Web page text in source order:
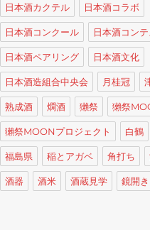
日本酒カクテル 日本酒コラボ
日本酒コンクール 日本酒コンテ
日本酒ペアリング 日本酒文化
日本酒造組合中央会 月桂冠
熟成酒 燗酒 獺祭 獺祭
獺祭MOONプロジェクト 白鶴
福島県 稲とアガベ 角打ち
酒器 酒米 酒蔵見学 鏡開き